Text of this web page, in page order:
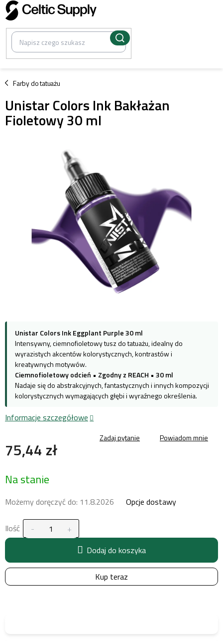
Przejść
do
treści
Farby do tatuażu
/
Unistar Colors Ink Bakłażan
Fioletowy 30 ml
75,44 zł
jednostkowa:
Na stanie
Możemy doręczyć do: 11.8.2026 Opcje dostawy
Ilość
Dodaj do koszyka
Kup teraz
Unistar Colors Ink Eggplant Purple 30 ml
Intensywny, ciemnofioletowy tusz do tatuażu, idealny do
wyrazistych akcentów kolorystycznych, kontrastów i
kreatywnych motywów.
Ciemnofioletowy odcień • Zgodny z REACH • 30 ml
Nadaje się do abstrakcyjnych, fantastycznych i innych kompozycji
kolorystycznych wymagających głębi i wyraźnego określenia.
Informacje szczegółowe
Zadaj pytanie Powiadom mnie